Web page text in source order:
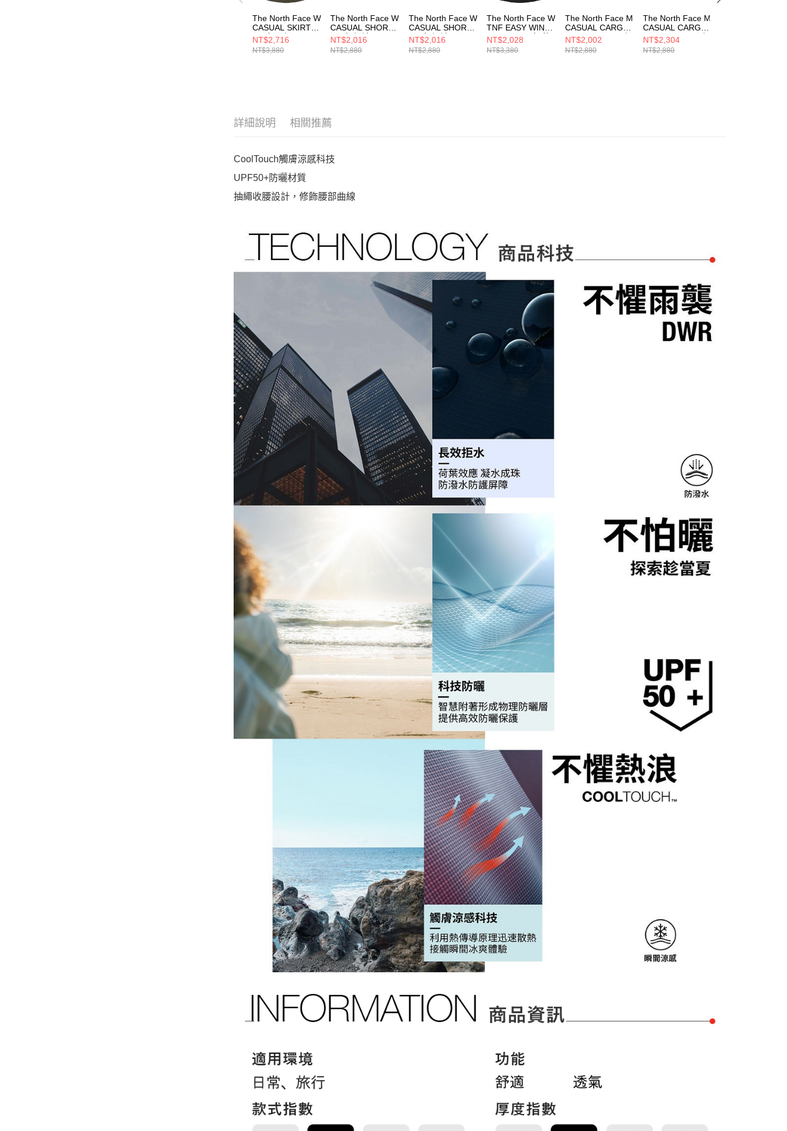
The North Face W
CASUAL SKIRT -
AP 女 長裙
NF0A8G0321L
NT$2,716
NT$3,880
The North Face W
CASUAL SHORT -
AP 女 短褲
NF0A8G022MB
NT$2,016
NT$2,880
The North Face W
CASUAL SHORT -
AP 女 短褲
NF0A8G02JK3
NT$2,016
NT$2,880
The North Face W
TNF EASY WIND
SKIRT - AP 女 秋
冬洋裝
NF0A8C54JK3
NT$2,028
NT$3,380
The North Face M
CASUAL CARGO
SHORT - AP 男 短
褲 NF0A87UZ6IH
NT$2,002
NT$2,880
The North Face M
CASUAL CARGO
SHORT - AP 男 短
褲 NF0A8G010UZ
NT$2,304
NT$2,880
詳細說明 相關推薦
CoolTouch觸膚涼感科技
UPF50+防曬材質
抽繩收腰設計，修飾腰部曲線